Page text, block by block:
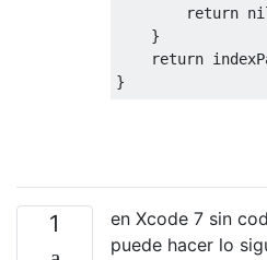
return
}
return
}
1
en Xcode 7 sin
puede hacer lo